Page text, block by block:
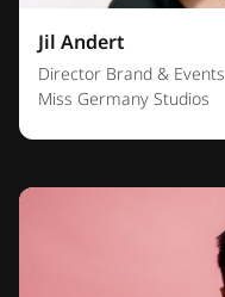
Jil Andert
Director Brand & Events
Miss Germany Studios